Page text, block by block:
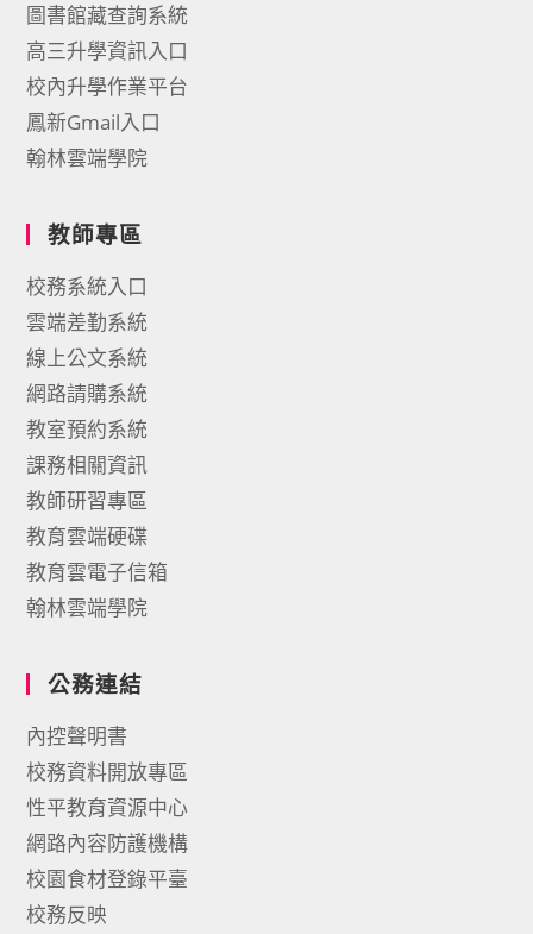
圖書館藏查詢系統
高三升學資訊入口
校內升學作業平台
鳳新Gmail入口
翰林雲端學院
教師專區
校務系統入口
雲端差勤系統
線上公文系統
網路請購系統
教室預約系統
課務相關資訊
教師研習專區
教育雲端硬碟
教育雲電子信箱
翰林雲端學院
公務連結
內控聲明書
校務資料開放專區
性平教育資源中心
網路內容防護機構
校園食材登錄平臺
校務反映